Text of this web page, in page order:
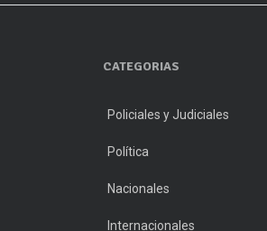
CATEGORIAS
Policiales y Judiciales
Política
Nacionales
Internacionales